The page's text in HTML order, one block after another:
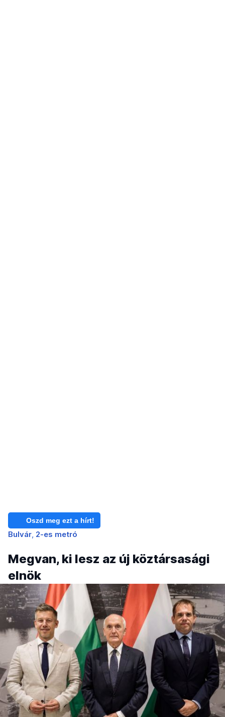
Oszd meg ezt a hírt!
Bulvár 2-es metró
Megvan, ki lesz az új köztársasági
elnök